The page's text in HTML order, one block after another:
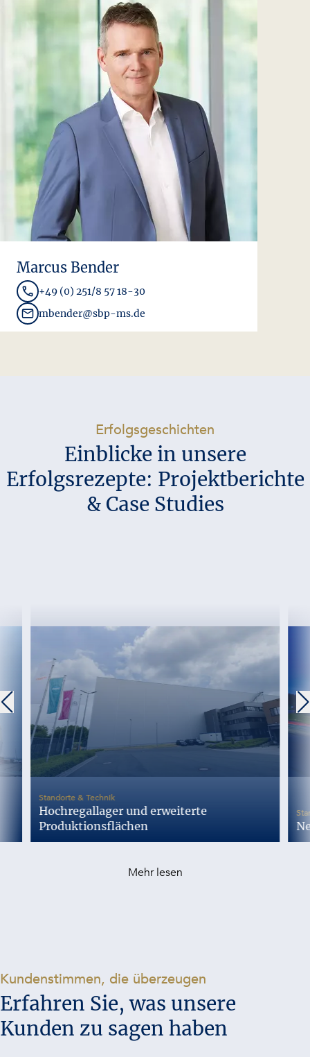
Marcus Bender
+49 (0) 251/8 57 18-30
mbender@sbp-ms.de
Erfolgsgeschichten
Einblicke in unsere
Erfolgsrezepte: Projektberichte
& Case Studies
Standorte & Technik-
Hochregallager und erweiterte
Produktionsflächen
Mehr lesen
Kundenstimmen, die überzeugen
Erfahren Sie, was unsere
Kunden zu sagen haben